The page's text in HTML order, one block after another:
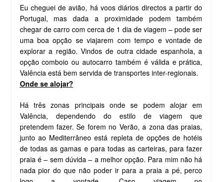
Eu cheguei de avião, há voos diários directos a partir do
Portugal, mas dada a proximidade podem também
chegar de carro com cerca de 1 dia de viagem – pode ser
uma boa opção se viajarem com tempo e vontade de
explorar a região. Vindos de outra cidade espanhola, a
opção comboio ou autocarro também é válida e prática,
Valência está bem servida de transportes inter-regionais.
Onde se alojar?
Há três zonas principais onde se podem alojar em
Valência, dependendo do estilo de viagem que
pretendem fazer. Se forem no Verão, a zona das praias,
junto ao Mediterrâneo está repleta de opções de hotéis
de todas as gamas e para todas as carteiras, para fazer
praia é – sem dúvida – a melhor opção. Para mim não há
nada pior do que não poder ir para a praia a pé, perco